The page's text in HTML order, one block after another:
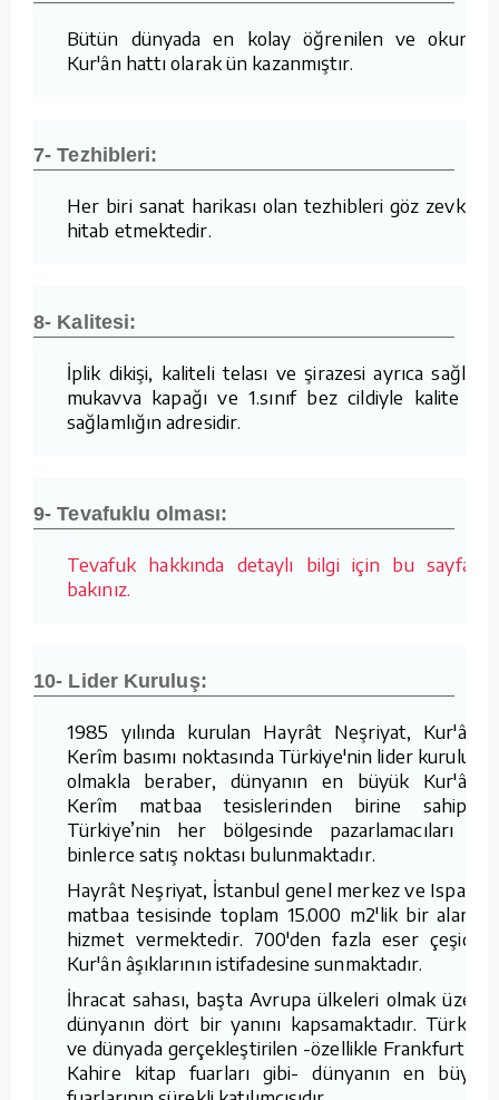
Bütün dünyada en kolay öğrenilen ve okunan
Kur'ân hattı olarak ün kazanmıştır.
7- Tezhibleri:
Her biri sanat harikası olan tezhibleri göz zevkine
hitab etmektedir.
8- Kalitesi:
İplik dikişi, kaliteli telası ve şirazesi ayrıca sağlam
mukavva kapağı ve 1.sınıf bez cildiyle kalite ve
sağlamlığın adresidir.
9- Tevafuklu olması:
Tevafuk hakkında detaylı bilgi için bu sayfaya
bakınız.
10- Lider Kuruluş:
1985 yılında kurulan Hayrât Neşriyat, Kur'ân-ı
Kerîm basımı noktasında Türkiye'nin lider kuruluşu
olmakla beraber, dünyanın en büyük Kur'ân-ı
Kerîm matbaa tesislerinden birine sahiptir.
Türkiye’nin her bölgesinde pazarlamacıları ve
binlerce satış noktası bulunmaktadır.
Hayrât Neşriyat, İstanbul genel merkez ve Isparta
matbaa tesisinde toplam 15.000 m2'lik bir alanda
hizmet vermektedir. 700'den fazla eser çeşidini
Kur'ân âşıklarının istifadesine sunmaktadır.
İhracat sahası, başta Avrupa ülkeleri olmak üzere
dünyanın dört bir yanını kapsamaktadır. Türkiye
ve dünyada gerçekleştirilen -özellikle Frankfurt ve
Kahire kitap fuarları gibi- dünyanın en büyük